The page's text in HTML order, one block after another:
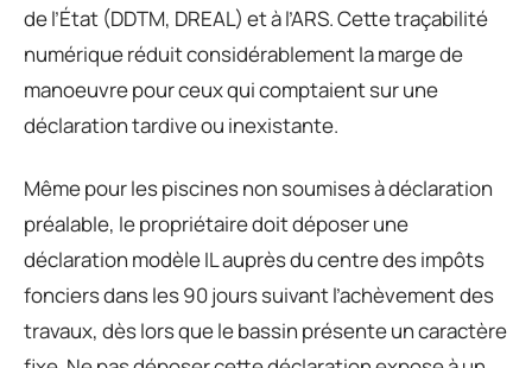
de l’État (DDTM, DREAL) et à l’ARS. Cette traçabilité
numérique réduit considérablement la marge de
manoeuvre pour ceux qui comptaient sur une
déclaration tardive ou inexistante.
Même pour les piscines non soumises à déclaration
préalable, le propriétaire doit déposer une
déclaration modèle IL auprès du centre des impôts
fonciers dans les 90 jours suivant l’achèvement des
travaux, dès lors que le bassin présente un caractère